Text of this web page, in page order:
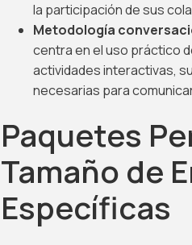
la participación de sus
Metodología
centra en el uso práctico
actividades interactivas,
necesarias para
Paquetes
Tamaño de
Específicas